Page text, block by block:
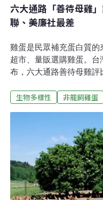
六大通路「善待母雞
聯、美廉社最差
雞蛋是民眾補充蛋白質
超市、量販選購雞蛋。
布，六大通路善待母雞評
報告書未制定非籠飼採
選出全聯、美聯社、頂
於六都抽樣調查共計63
件、非籠飼55件，依非
期程、是否提供專區或
家非籠飼蛋品販售情形
比結果，以大潤發、家
37%、33%。其中，大
生物多樣性 非籠飼雞蛋